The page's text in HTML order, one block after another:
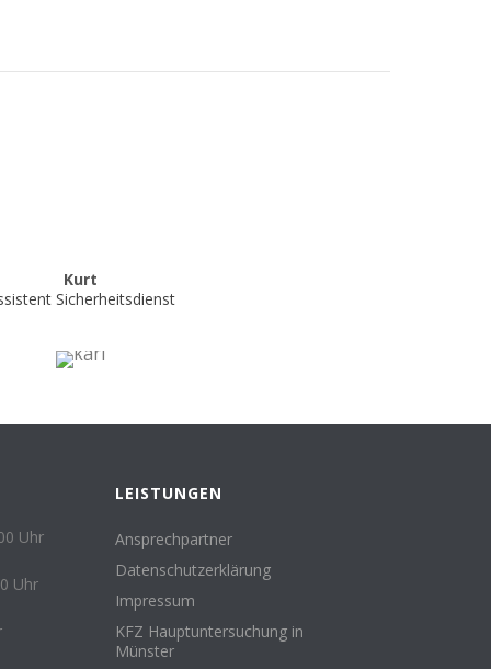
Kurt
Sicherheitsdienst
Uhr
Uhr
LEISTUNGEN
Ansprechpartner
Datenschutzerklärung
Impressum
KFZ Hauptuntersuchung in
Münster